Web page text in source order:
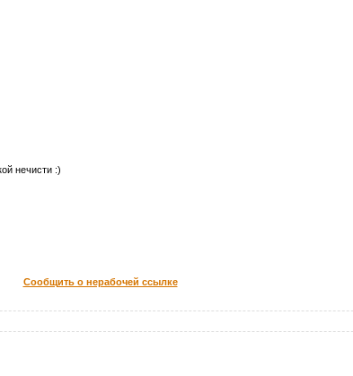
нечисти :)
Сообщить о нерабочей ссылке